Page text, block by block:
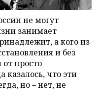
не могут
занимает
а кого из
и без
просто
казалось, что эти
но – нет, не